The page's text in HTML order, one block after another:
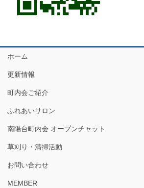
ホーム
更新情報
町内会ご紹介
ふれあいサロン
南陽台町内会 オープンチャット
草刈り・清掃活動
お問い合わせ
MEMBER